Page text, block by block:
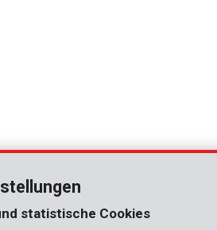
statistische Cookies